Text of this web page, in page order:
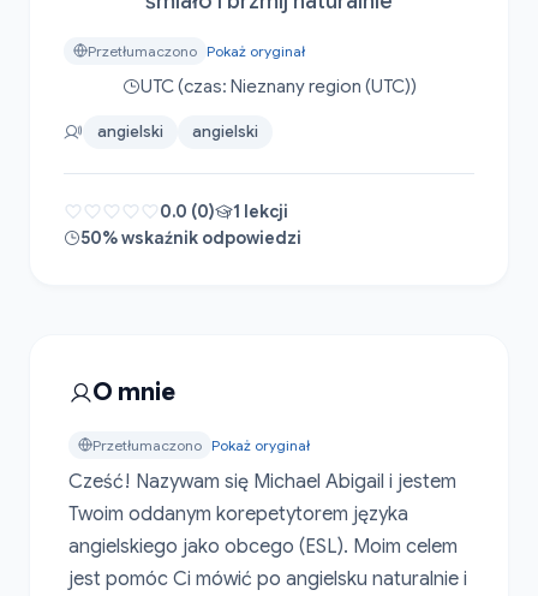
Przetłumaczono Pokaż oryginał
UTC (czas: Nieznany region (UTC))
angielski angielski
0.0 (0)
1 lekcji
50% wskaźnik odpowiedzi
O mnie
Przetłumaczono Pokaż oryginał
Cześć! Nazywam się Michael Abigail i jestem
Twoim oddanym korepetytorem języka
angielskiego jako obcego (ESL). Moim celem
jest pomóc Ci mówić po angielsku naturalnie i